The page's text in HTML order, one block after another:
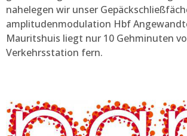
nahelegen wir unser
amplitudenmodulation Hbf
Mauritshuis liegt nur 10 Gehminuten
Verkehrsstation fern.